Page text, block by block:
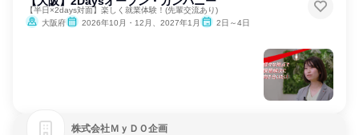
【半日×2days対面】楽しく就業体験！(先輩交流あり)
大阪府
2026年10月・12月、2027年1月 2日～4日
株式会社ＭｙＤＯ企画